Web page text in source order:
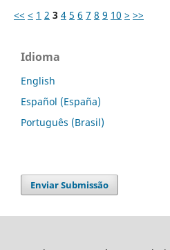
<< < 1 2 3 4 5 6 7 8 9 10 > >>
Idioma
English
Español (España)
Português (Brasil)
Enviar Submissão